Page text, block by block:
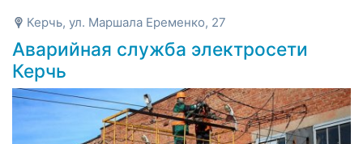
Керчь, ул. Маршала Еременко, 27
Аварийная служба электросети
Керчь